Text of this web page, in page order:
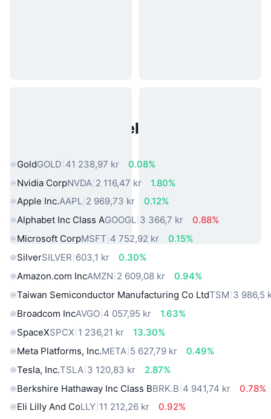
Populære eiendeler fra den
GoldGOLD 41 238,97 kr
0.08%
Nvidia CorpNVDA 2 116,47 kr
1.80%
Apple Inc.AAPL 2 969,73 kr
0.12%
Alphabet Inc Class AGOOGL 3 366,7 kr
0.88%
Microsoft CorpMSFT 4 752,92 kr
0.15%
SilverSILVER 603,1 kr
0.30%
Amazon.com IncAMZN 2 609,08 kr
0.94%
Taiwan Semiconductor Manufacturing Co LtdTSM 3 986,5
Broadcom IncAVGO 4 057,95 kr
1.63%
SpaceXSPCX 1 236,21 kr
13.30%
Meta Platforms, Inc.META 5 627,79 kr
0.49%
Tesla, Inc.TSLA 3 120,83 kr
2.87%
Berkshire Hathaway Inc Class BBRK.B 4 941,74 kr
0.78%
Eli Lilly And CoLLY 11 212,26 kr
0.92%